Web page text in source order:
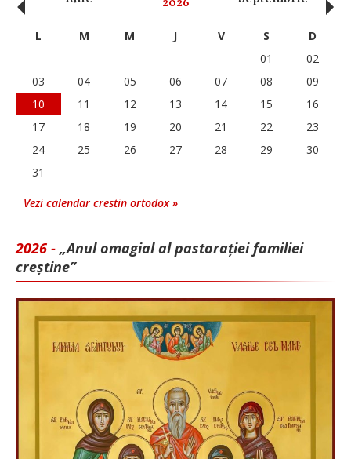
2026
L M M J V S
D
01
02
03
04 05 06 07 08
09
10
11 12 13 14 15
16
17
18 19 20 21 22
23
24
25 26 27 28 29
30
31
Vezi calendar crestin ortodox »
2026 - „Anul omagial al pastorației familiei
creștine”